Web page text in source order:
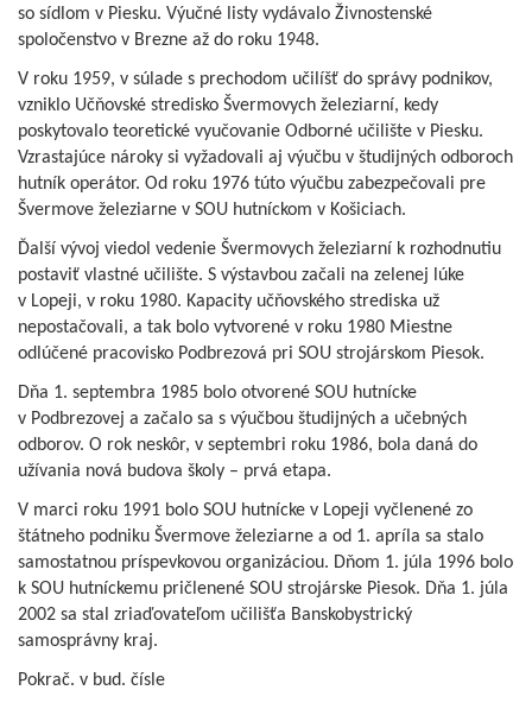
so sídlom v Piesku. Výučné listy vydávalo Živnostenské
spoločenstvo v Brezne až do roku 1948.
V roku 1959, v súlade s prechodom učilíšť do správy podnikov,
vzniklo Učňovské stredisko Švermovych železiarní, kedy
poskytovalo teoretické vyučovanie Odborné učilište v Piesku.
Vzrastajúce nároky si vyžadovali aj výučbu v študijných odboroch
hutník operátor. Od roku 1976 túto výučbu zabezpečovali pre
Švermove železiarne v SOU hutníckom v Košiciach.
Ďalší vývoj viedol vedenie Švermovych železiarní k rozhodnutiu
postaviť vlastné učilište. S výstavbou začali na zelenej lúke
v Lopeji, v roku 1980. Kapacity učňovského strediska už
nepostačovali, a tak bolo vytvorené v roku 1980 Miestne
odlúčené pracovisko Podbrezová pri SOU strojárskom Piesok.
Dňa 1. septembra 1985 bolo otvorené SOU hutnícke
v Podbrezovej a začalo sa s výučbou študijných a učebných
odborov. O rok neskôr, v septembri roku 1986, bola daná do
užívania nová budova školy – prvá etapa.
V marci roku 1991 bolo SOU hutnícke v Lopeji vyčlenené zo
štátneho podniku Švermove železiarne a od 1. apríla sa stalo
samostatnou príspevkovou organizáciou. Dňom 1. júla 1996 bolo
k SOU hutníckemu pričlenené SOU strojárske Piesok. Dňa 1. júla
2002 sa stal zriaďovateľom učilišťa Banskobystrický
samosprávny kraj.
Pokrač. v bud. čísle